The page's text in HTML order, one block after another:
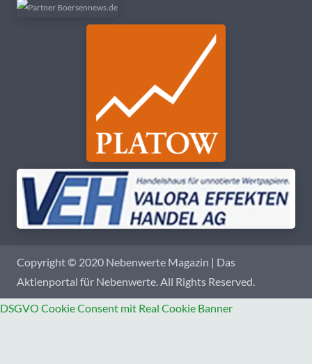
Copyright © 2020 Nebenwerte Magazin | Das
Aktienportal für Nebenwerte. All Rights Reserved.
DSGVO Cookie Consent mit Real Cookie Banner